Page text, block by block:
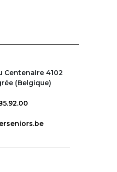
Centenaire 4102
(Belgique)